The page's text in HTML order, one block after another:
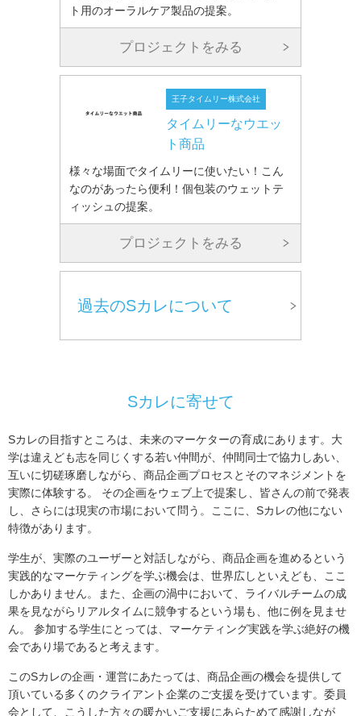
ト用のオーラルケア製品の提案。
プロジェクトをみる
王子タイムリー株式会社
タイムリーなウエッ
ト商品
様々な場面でタイムリーに使いたい！こん
なのがあったら便利！個包装のウェットテ
ィッシュの提案。
プロジェクトをみる
過去のSカレについて
Sカレに寄せて
Sカレの目指すところは、未来のマーケターの育成にあります。大
学は違えども志を同じくする若い仲間が、仲間同士で協力しあい、
互いに切磋琢磨しながら、商品企画プロセスとそのマネジメントを
実際に体験する。 その企画をウェブ上で提案し、皆さんの前で発表
し、さらには現実の市場において問う。ここに、Sカレの他にない
特徴があります。
学生が、実際のユーザーと対話しながら、商品企画を進めるという
実践的なマーケティングを学ぶ機会は、世界広しといえども、ここ
しかありません。また、企画の渦中において、ライバルチームの成
果を見ながらリアルタイムに競争するという場も、他に例を見ませ
ん。 参加する学生にとっては、マーケティング実践を学ぶ絶好の機
会であり場であると考えます。
このSカレの企画・運営にあたっては、商品企画の機会を提供して
頂いている多くのクライアント企業のご支援を受けています。委員
会として、こうした方々の暖かいご支援にあらためて感謝しなが